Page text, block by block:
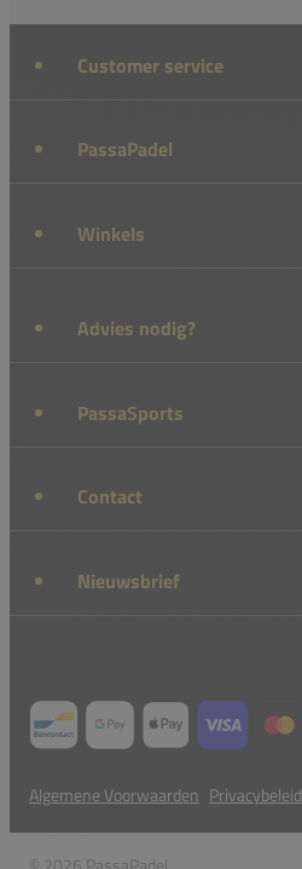
Customer service
PassaPadel
Winkels
Advies nodig?
PassaSports
Contact
Nieuwsbrief
Algemene Voorwaarden Privacybeleid